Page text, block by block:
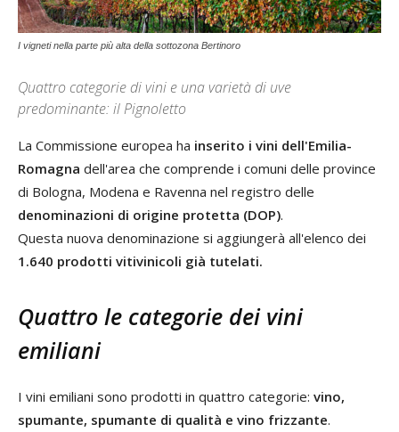
I vigneti nella parte più alta della sottozona Bertinoro
Quattro categorie di vini e una varietà di uve
predominante: il Pignoletto
La Commissione europea ha inserito i vini dell'Emilia-
Romagna dell'area che comprende i comuni delle province
di Bologna, Modena e Ravenna nel registro delle
denominazioni di origine protetta (DOP).
Questa nuova denominazione si aggiungerà all'elenco dei
1.640 prodotti vitivinicoli già tutelati.
Quattro le categorie dei vini
emiliani
I vini emiliani sono prodotti in quattro categorie: vino,
spumante, spumante di qualità e vino frizzante.